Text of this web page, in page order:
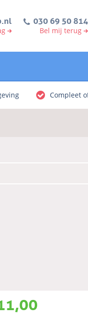
030 69 50 814
Bel mij terug
Compleet